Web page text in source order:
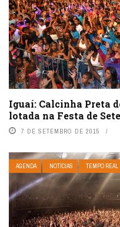
Iguaí: Calcinha Preta
lotada na Festa de
7 DE SETEMBRO DE 2015
AGENDA NOTÍCIAS TEMPO REAL